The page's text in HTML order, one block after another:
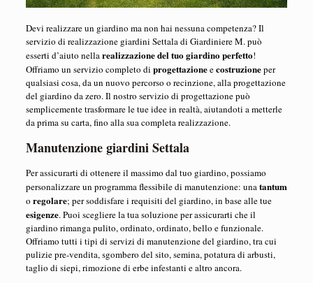
Devi realizzare un giardino ma non hai nessuna competenza? Il
servizio di realizzazione giardini Settala di Giardiniere M. può
esserti d’aiuto nellarealizzazione del tuo giardino perfetto!
Offriamo un servizio completo di progettazioneecostruzioneper
qualsiasi cosa, da un nuovo percorso o recinzione, alla progettazione
del giardino da zero. Il nostro servizio di progettazione può
semplicemente trasformare le tue idee in realtà, aiutandoti a metterle
da prima su carta, fino alla sua completa realizzazione.
Manutenzione giardini Settala
Per assicurarti di ottenere il massimo dal tuo giardino, possiamo
personalizzare un programma flessibile di manutenzione: unatantum
o regolare; per soddisfare i requisiti del giardino, in base alle tue
esigenze. Puoi scegliere la tua soluzione per assicurarti che il
giardino rimanga pulito, ordinato, ordinato, bello e funzionale.
Offriamo tutti i tipi di servizi di manutenzione del giardino, tra cui
pulizie pre-vendita, sgombero del sito, semina, potatura di arbusti,
taglio di siepi, rimozione di erbe infestanti e altro ancora.